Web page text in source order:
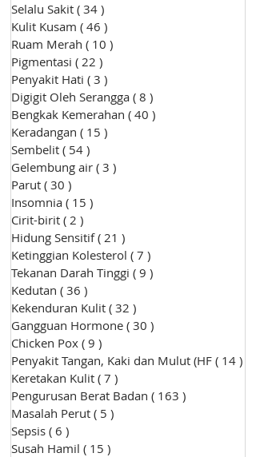
Selalu Sakit ( 34 )
Kulit Kusam ( 46 )
Ruam Merah ( 10 )
Pigmentasi ( 22 )
Penyakit Hati ( 3 )
Digigit Oleh Serangga ( 8 )
Bengkak Kemerahan ( 40 )
Keradangan ( 15 )
Sembelit ( 54 )
Gelembung air ( 3 )
Parut ( 30 )
Insomnia ( 15 )
Cirit-birit ( 2 )
Hidung Sensitif ( 21 )
Ketinggian Kolesterol ( 7 )
Tekanan Darah Tinggi ( 9 )
Kedutan ( 36 )
Kekenduran Kulit ( 32 )
Gangguan Hormone ( 30 )
Chicken Pox ( 9 )
Penyakit Tangan, Kaki dan Mulut (HF ( 14 )
Keretakan Kulit ( 7 )
Pengurusan Berat Badan ( 163 )
Masalah Perut ( 5 )
Sepsis ( 6 )
Susah Hamil ( 15 )